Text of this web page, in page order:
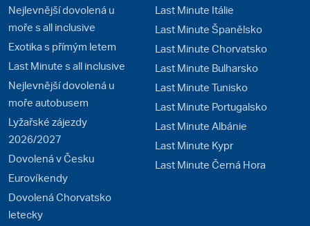
Nejlevnější dovolená u
moře s all inclusive
Exotika s přímým letem
Last Minute s all inclusive
Nejlevnější dovolená u
moře autobusem
Lyžařské zájezdy
2026/2027
Dovolená v Česku
Eurovíkendy
Dovolená Chorvatsko
letecky
Last Minute Itálie
Last Minute Španělsko
Last Minute Chorvatsko
Last Minute Bulharsko
Last Minute Tunisko
Last Minute Portugalsko
Last Minute Albánie
Last Minute Kypr
Last Minute Černá Hora